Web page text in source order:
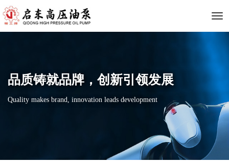
单
品质铸就品牌，创新引领发展
Quality makes brand, innovation leads development